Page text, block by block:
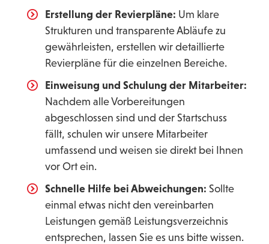
Erstellung der Revierpläne: Um klare
Strukturen und transparente Abläufe zu
gewährleisten, erstellen wir detaillierte
Revierpläne für die einzelnen Bereiche.
Einweisung und Schulung der Mitarbeiter:
Nachdem alle Vorbereitungen
abgeschlossen sind und der Startschuss
fällt, schulen wir unsere Mitarbeiter
umfassend und weisen sie direkt bei Ihnen
vor Ort ein.
Schnelle Hilfe bei Abweichungen: Sollte
einmal etwas nicht den vereinbarten
Leistungen gemäß Leistungsverzeichnis
entsprechen, lassen Sie es uns bitte wissen.